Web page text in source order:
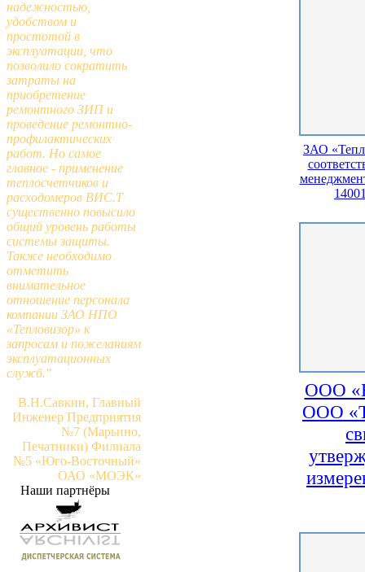
надежностью,
удобством и
простотой в
эксплуатации, что
позволило сократить
затраты на
приобретение
ремонтного ЗИП и
проведение ремонтно-
профилактических
работ. Но самое
главное - применение
теплосчетчиков и
расходомеров ВИС.Т
существенно повысило
общий уровень работы
системы защиты.
Также необходимо
отметить
внимательное
отношение персонала
компании ЗАО НПО
«Тепловизор» к
запросам и пожеланиям
эксплуатационных
служб."
В.Н.Савкин, Главный
Инженер Предприятия
№7 (Марьино,
Печатники) Филиала
№5 «Юго-Восточный»
ОАО «МОЭК»
Наши партнёры
ЗАО
ООО
ООО